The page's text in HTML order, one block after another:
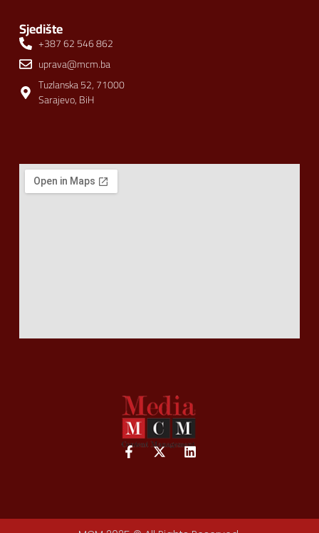
Sjedište
+387 62 546 862
uprava@mcm.ba
Tuzlanska 52, 71000
Sarajevo, BiH